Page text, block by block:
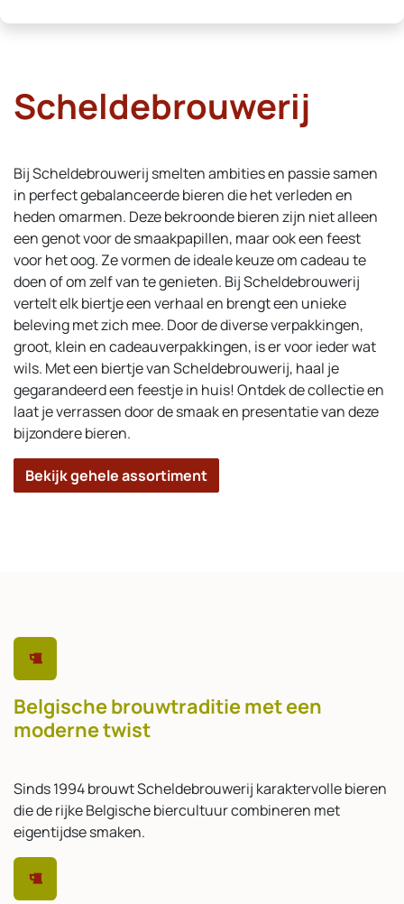
Scheldebrouwerij
Bij Scheldebrouwerij smelten ambities en passie samen
in perfect gebalanceerde bieren die het verleden en
heden omarmen. Deze bekroonde bieren zijn niet alleen
een genot voor de smaakpapillen, maar ook een feest
voor het oog. Ze vormen de ideale keuze om cadeau te
doen of om zelf van te genieten. Bij Scheldebrouwerij
vertelt elk biertje een verhaal en brengt een unieke
beleving met zich mee. Door de diverse verpakkingen,
groot, klein en cadeauverpakkingen, is er voor ieder wat
wils. Met een biertje van Scheldebrouwerij, haal je
gegarandeerd een feestje in huis! Ontdek de collectie en
laat je verrassen door de smaak en presentatie van deze
bijzondere bieren.
Bekijk gehele assortiment
Belgische brouwtraditie met een
moderne twist
Sinds 1994 brouwt Scheldebrouwerij karaktervolle bieren
die de rijke Belgische biercultuur combineren met
eigentijdse smaken.